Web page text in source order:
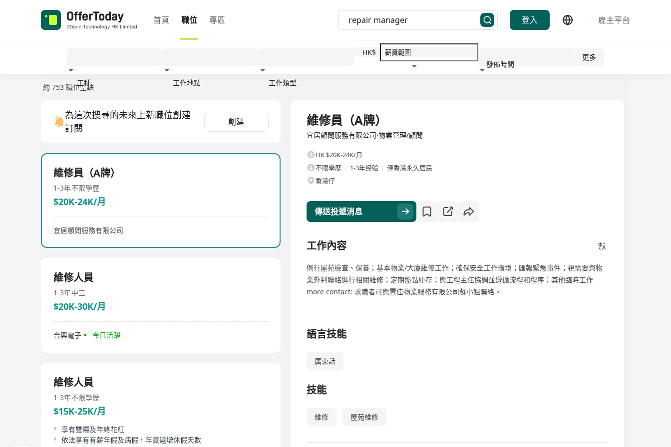
首頁 職位 專區 登入 雇主平台
工種 工作地點 工作類型
HK$
發佈時間
更多
約 753 職位空缺
為這次搜尋的未來上新職位創建
訂閱
創建
維修員（A牌）
1-3年不限學歷
$20K-24K/月
宜居顧問服務有限公司
維修人員
1-3年中三
$20K-30K/月
合興電子 今日活躍
維修人員
1-3年不限學歷
$15K-25K/月
享有雙糧及年終花紅
依法享有有薪年假及病假，年資遞增休假天數
維修員（A牌）
宜居顧問服務有限公司·物業管理/顧問
HK $20K-24K/月
不限學歷
1-3年经验
僅香港永久居民
香港仔
傳送投遞消息
工作內容
例行屋苑檢查、保養；基本物業/大廈維修工作；確保安全工作環境；匯報緊急事件；視需要與物
業外判聯絡進行相關維修；定期盤點庫存；與工程主任協調並遵循流程和程序；其他臨時工作
more contact: 求職者可與置佳物業服務有限公司蘇小姐聯絡。
語言技能
廣東話
技能
維修 屋苑維修